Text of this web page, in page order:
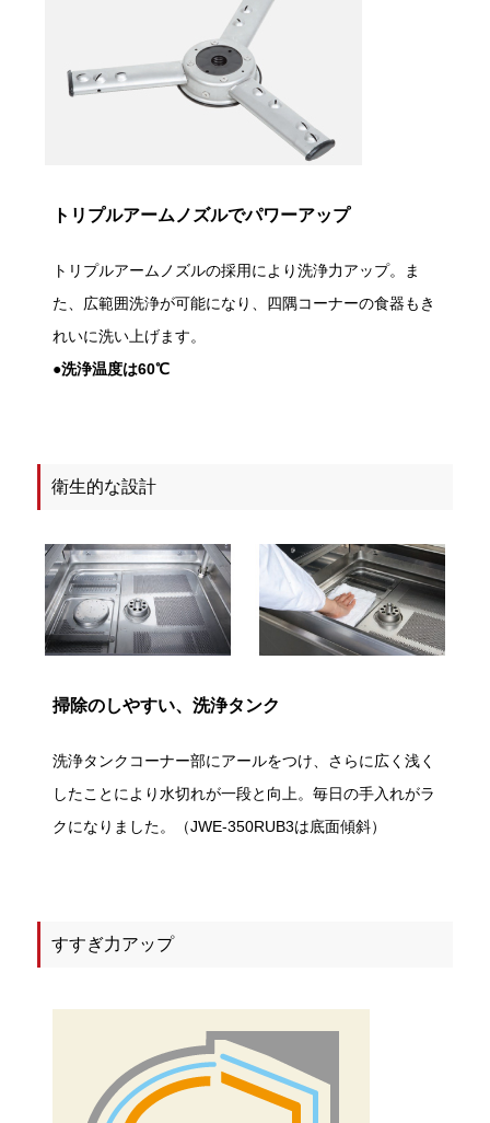
トリプルアームノズルでパワーアップ
トリプルアームノズルの採用により洗浄力アップ。ま
た、広範囲洗浄が可能になり、四隅コーナーの食器もき
れいに洗い上げます。
●洗浄温度は60℃
衛生的な設計
掃除のしやすい、洗浄タンク
洗浄タンクコーナー部にアールをつけ、さらに広く浅く
したことにより水切れが一段と向上。毎日の手入れがラ
クになりました。
（JWE-350RUB3は底面傾斜）
すすぎ力アップ